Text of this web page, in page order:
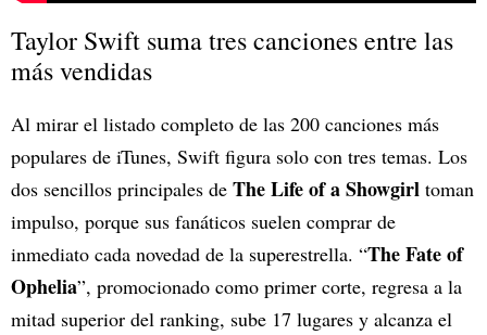
Taylor Swift suma tres canciones entre las
más vendidas
Al mirar el listado completo de las 200 canciones más
populares de iTunes, Swift figura solo con tres temas. Los
dos sencillos principales de The Life of a Showgirl toman
impulso, porque sus fanáticos suelen comprar de
inmediato cada novedad de la superestrella. “The Fate of
Ophelia”, promocionado como primer corte, regresa a la
mitad superior del ranking, sube 17 lugares y alcanza el